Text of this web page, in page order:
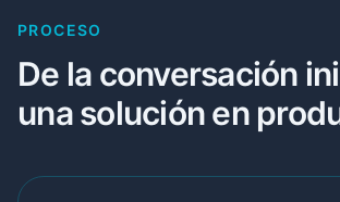
PROCESO
De la conversación
una solución en